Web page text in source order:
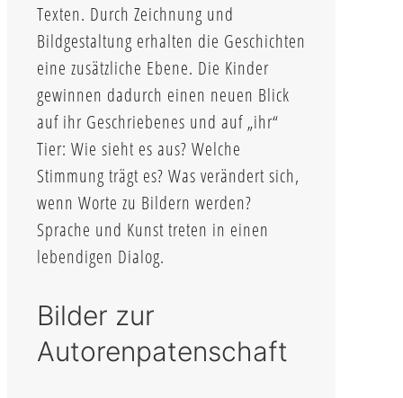
Texten. Durch Zeichnung und
Bildgestaltung erhalten die Geschichten
eine zusätzliche Ebene. Die Kinder
gewinnen dadurch einen neuen Blick
auf ihr Geschriebenes und auf „ihr“
Tier: Wie sieht es aus? Welche
Stimmung trägt es? Was verändert sich,
wenn Worte zu Bildern werden?
Sprache und Kunst treten in einen
lebendigen Dialog.
Bilder zur
Autorenpatenschaft